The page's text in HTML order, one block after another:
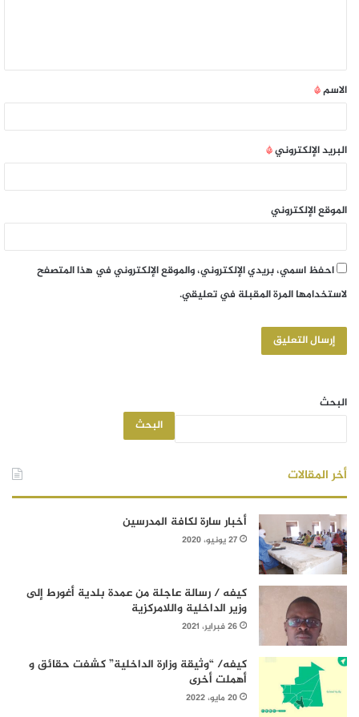
الاسم*
البريد الإلكتروني*
الموقع الإلكتروني
احفظ اسمي، بريدي الإلكتروني، والموقع الإلكتروني في هذا المتصفح
لاستخدامها المرة المقبلة في تعليقي.
البحث
البحث
أخر المقالات
أخبار سارة لكافة المدرسين
27 يونيو، 2020
كيفه / رسالة عاجلة من عمدة بلدية أغورط إلى
وزير الداخلية واللامركزية
26 فبراير، 2021
كيفه/ “وثيقة وزارة الداخلية” كشفت حقائق و
أهملت أخرى
20 مايو، 2022